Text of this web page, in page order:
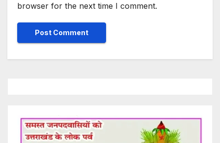
browser for the next time I comment.